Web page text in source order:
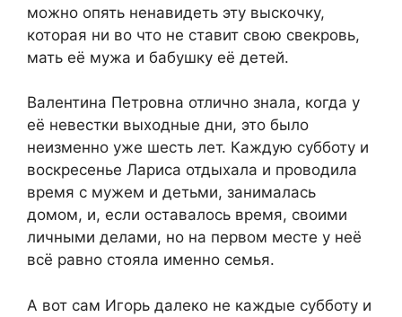
можно опять ненавидеть эту выскочку,
которая ни во что не ставит свою свекровь,
мать её мужа и бабушку её детей.
Валентина Петровна отлично знала, когда у
её невестки выходные дни, это было
неизменно уже шесть лет. Каждую субботу и
воскресенье Лариса отдыхала и проводила
время с мужем и детьми, занималась
домом, и, если оставалось время, своими
личными делами, но на первом месте у неё
всё равно стояла именно семья.
А вот сам Игорь далеко не каждые субботу и